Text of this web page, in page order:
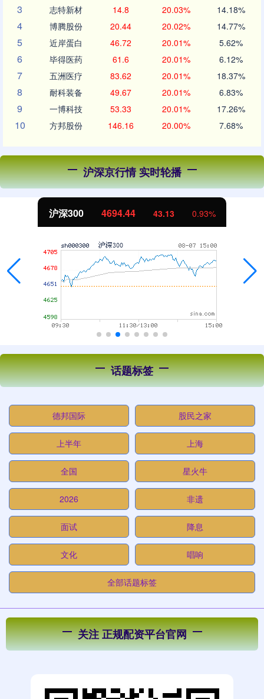
3 志特新材 14.8 20.03% 14.18%
4 博腾股份 20.44 20.02% 14.77%
5 近岸蛋白 46.72 20.01% 5.62%
6 毕得医药 61.6 20.01% 6.12%
7 五洲医疗 83.62 20.01% 18.37%
8 耐科装备 49.67 20.01% 6.83%
9 一博科技 53.33 20.01% 17.26%
10 方邦股份 146.16 20.00% 7.68%
沪深京行情 实时轮播
北证50 1134.24 11.37
话题标签
德邦国际 股民之家
上半年 上海
全国 星火牛
2026 非遗
面试 降息
文化 唱响
全部话题标签
关注 正规配资平台官网